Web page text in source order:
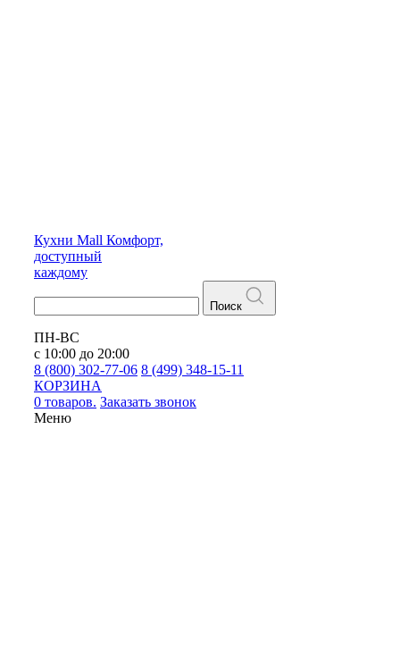
Кухни Mall Комфорт,
доступный
каждому
Поиск
ПН-ВС
с 10:00 до 20:00
8 (800) 302-77-06 8 (499) 348-15-11
КОРЗИНА
0 товаров. Заказать звонок
Меню